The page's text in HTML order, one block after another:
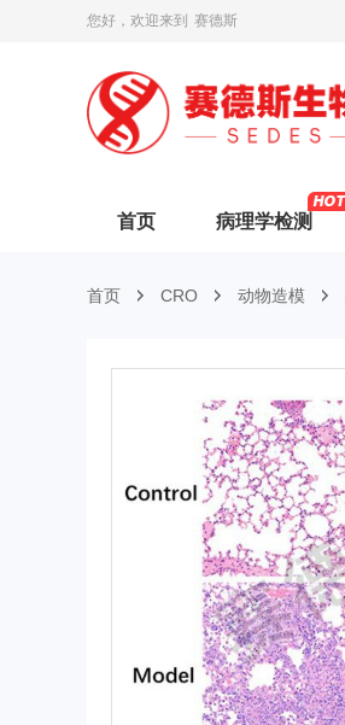
您好，欢迎来到 赛德斯
首页 病理学检测
首页 CRO 动物造模